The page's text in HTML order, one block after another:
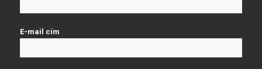
E-mail cím